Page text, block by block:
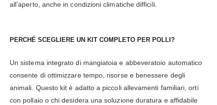
all’aperto, anche in condizioni climatiche difficili.
PERCHÉ SCEGLIERE UN KIT COMPLETO PER POLLI?
Un sistema integrato di mangiatoia e abbeveratoio automatico
consente di ottimizzare tempo, risorse e benessere degli
animali. Questo kit è adatto a piccoli allevamenti familiari, orti
con pollaio o chi desidera una soluzione duratura e affidabile